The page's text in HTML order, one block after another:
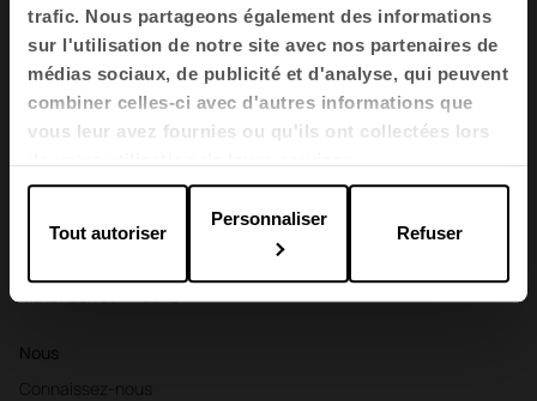
trafic. Nous partageons également des informations
sur l'utilisation de notre site avec nos partenaires de
médias sociaux, de publicité et d'analyse, qui peuvent
combiner celles-ci avec d'autres informations que
vous leur avez fournies ou qu'ils ont collectées lors
Tout autoriser
Personnaliser
Refuser
Agile
Secteurs
Bureaux
Santé
L'éducation
Matériaux et finitions
Nous
Connaissez-nous